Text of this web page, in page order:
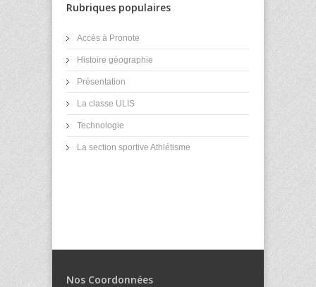
Rubriques populaires
Accès à Pronote
Histoire géographie
Présentation
La classe ULIS
Technologie
La section sportive Athlétisme
Nos Coordonnées